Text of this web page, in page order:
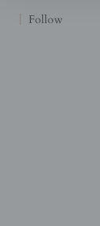
Follow